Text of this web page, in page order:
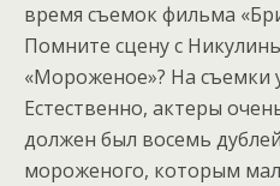
время съемок фильма
Помните сцену с
«Мороженое»? На съемки
Естественно, актеры
должен был восемь
мороженого, которым